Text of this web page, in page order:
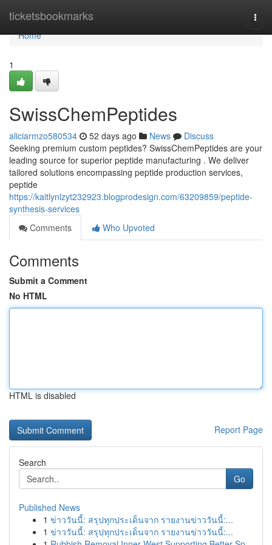
ticketsbookmarks
Home
Home
1
SwissChemPeptides
aliciarmzo580534 52 days ago News
Discuss
Seeking premium custom peptides? SwissChemPeptides are your
leading source for superior peptide manufacturing . We deliver
tailored solutions encompassing peptide production services,
peptide
https://kaitlynlzyt232923.blogprodesign.com/63209859/peptide-
synthesis-services
Comments
Who Upvoted
Comments
Submit a Comment
No HTML
HTML is disabled
Report Page
Search
Go
Published News
1 ข่าววันนี้: สรุปทุกประเด็นจาก รายงานข่าววันนี้:...
1 ข่าววันนี้: สรุปทุกประเด็นจาก รายงานข่าววันนี้:...